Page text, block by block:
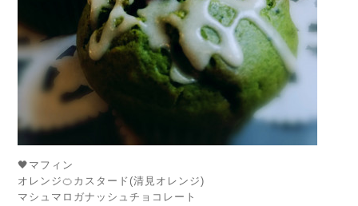
🖤マフィン
オレンジ🍊カスタード(清見オレンジ)
マシュマロガナッシュチョコレート